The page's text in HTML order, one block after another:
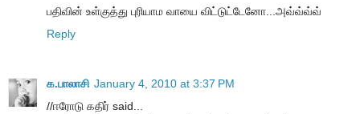
பதிவின் உள்குத்து புரியாம வாயை விட்டுட்டேனோ...அவ்வ்வ்வ்
Reply
க.பாலாசி January 4, 2010 at 3:37 PM
//ஈரோடு கதிர் said...